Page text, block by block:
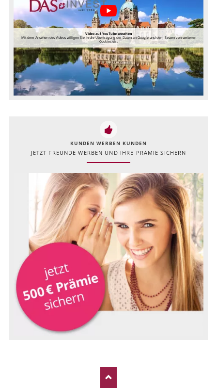
Video auf YouTube ansehen
Mit dem Ansehen des Videos willigen Sie in die Übertragung der Daten an Google und dem Setzen von weiteren
Cookies ein.
KUNDEN WERBEN KUNDEN
JETZT FREUNDE WERBEN UND IHRE PRÄMIE SICHERN